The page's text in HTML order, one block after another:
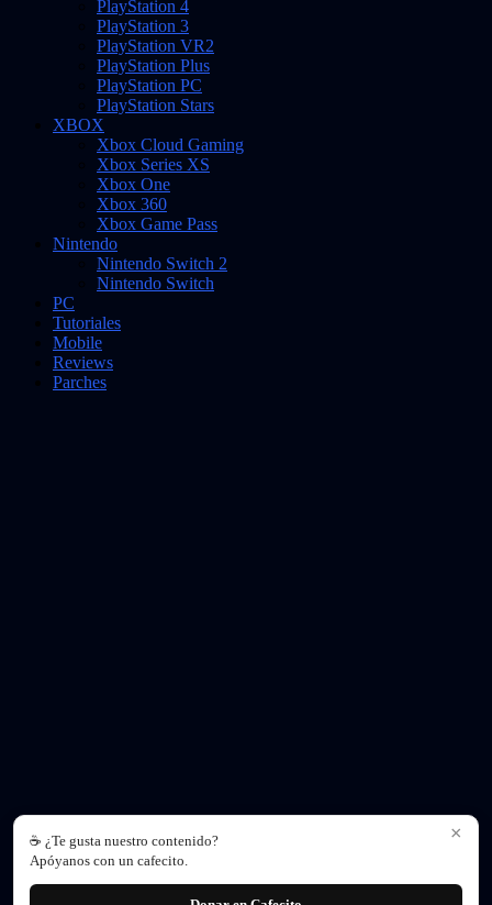
PlayStation 4
PlayStation 3
PlayStation VR2
PlayStation Plus
PlayStation PC
PlayStation Stars
XBOX
Xbox Cloud Gaming
Xbox Series XS
Xbox One
Xbox 360
Xbox Game Pass
Nintendo
Nintendo Switch 2
Nintendo Switch
PC
Tutoriales
Mobile
Reviews
Parches
×
☕ ¿Te gusta nuestro contenido?
Apóyanos con un cafecito.